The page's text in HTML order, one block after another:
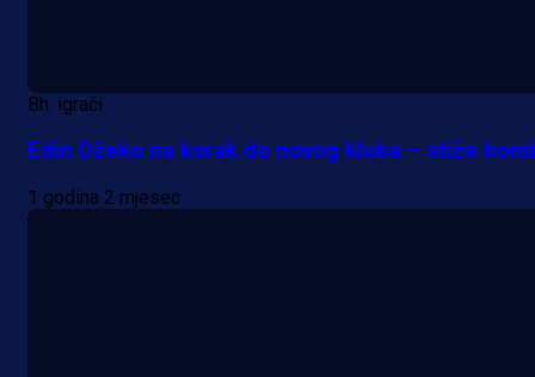
Bh. igrači
Edin Džeko na korak do novog kluba – stiže
1 godina 2 mjesec